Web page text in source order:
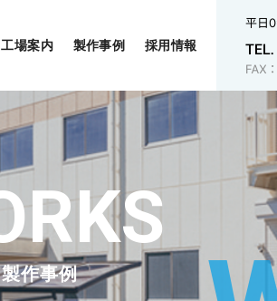
工場案内 製作事例 採用情報
製作事例